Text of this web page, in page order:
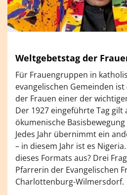
Weltgebetstag der
Für Frauengruppen in
evangelischen Gemeinden
der Frauen einer der
Der 1927 eingeführte Tag gilt
ökumenische
Jedes Jahr übernimmt ein
– in diesem Jahr ist es
dieses Formats aus? Drei
Pfarrerin der Evangelischen
Charlottenburg-Wilmersdorf.